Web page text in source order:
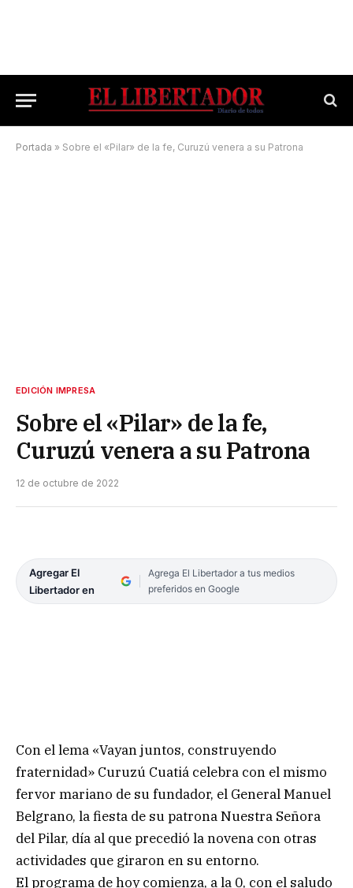
Portada » Sobre el «Pilar» de la fe, Curuzú venera a su Patrona
EDICIÓN IMPRESA
Sobre el «Pilar» de la fe,
Curuzú venera a su Patrona
12 de octubre de 2022
Agregar El
Libertador en
Agrega El Libertador a tus medios
preferidos en Google
Con el lema «Vayan juntos, construyendo
fraternidad» Curuzú Cuatiá celebra con el mismo
fervor mariano de su fundador, el General Manuel
Belgrano, la fiesta de su patrona Nuestra Señora
del Pilar, día al que precedió la novena con otras
actividades que giraron en su entorno.
El programa de hoy comienza, a la 0, con el saludo